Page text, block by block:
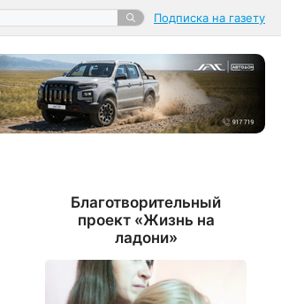
Подписка на газету
Благотворительный
проект «Жизнь на
ладони»